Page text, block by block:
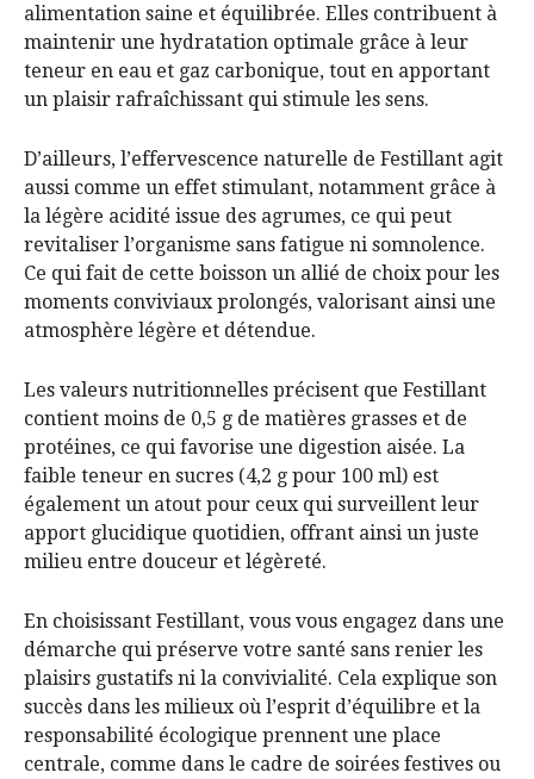
alimentation saine et équilibrée. Elles contribuent à
maintenir une hydratation optimale grâce à leur
teneur en eau et gaz carbonique, tout en apportant
un plaisir rafraîchissant qui stimule les sens.
D’ailleurs, l’effervescence naturelle de Festillant agit
aussi comme un effet stimulant, notamment grâce à
la légère acidité issue des agrumes, ce qui peut
revitaliser l’organisme sans fatigue ni somnolence.
Ce qui fait de cette boisson un allié de choix pour les
moments conviviaux prolongés, valorisant ainsi une
atmosphère légère et détendue.
Les valeurs nutritionnelles précisent que Festillant
contient moins de 0,5 g de matières grasses et de
protéines, ce qui favorise une digestion aisée. La
faible teneur en sucres (4,2 g pour 100 ml) est
également un atout pour ceux qui surveillent leur
apport glucidique quotidien, offrant ainsi un juste
milieu entre douceur et légèreté.
En choisissant Festillant, vous vous engagez dans une
démarche qui préserve votre santé sans renier les
plaisirs gustatifs ni la convivialité. Cela explique son
succès dans les milieux où l’esprit d’équilibre et la
responsabilité écologique prennent une place
centrale, comme dans le cadre de soirées festives ou